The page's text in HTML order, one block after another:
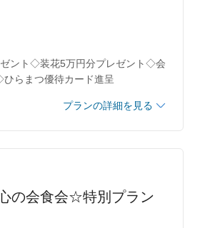
ブートニア
）
ント◇装花5万円分プレゼント◇会
らまつ優待カード進呈
プランの詳細を見る
の会食会☆特別プラン